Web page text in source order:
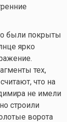
были покрыты
ярко
тех,
что на
не имели
строили
ворота